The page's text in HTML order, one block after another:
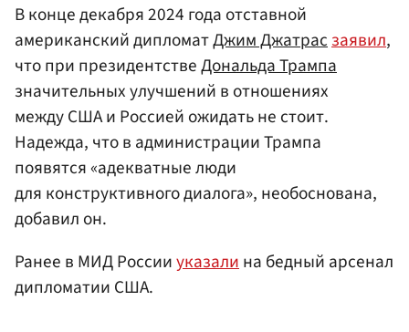
В конце декабря 2024 года отставной
американский дипломатДжим Джатрасзаявил,
что при президентствеДональда Трампа
значительных улучшений в отношениях
между США и Россией ожидать не стоит.
Надежда, что в администрации Трампа
появятся «адекватные люди
для конструктивного диалога», необоснована,
добавил он.
Ранее в МИД Россииуказалина бедный арсенал
дипломатии США.